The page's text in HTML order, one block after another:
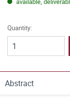
Quantity:
Abstract